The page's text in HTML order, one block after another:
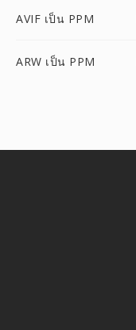
AVIF เป็น PPM
ARW เป็น PPM